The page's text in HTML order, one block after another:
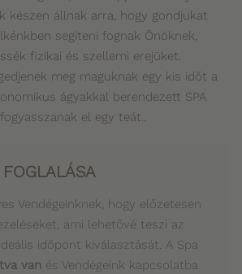
készen állnak arra, hogy gondjukat
segíteni fognak Önöknek,
fizikai és szellemi erejüket.
meg maguknak egy kis időt a
ágyakkal berendezett SPA
el egy teát..
FOGLALÁSA
Vendégeinknek, hogy előzetesen
ami lehetővé teszi az
időpont kiválasztását. A Spa
van és Vendégeink kapcsolatba